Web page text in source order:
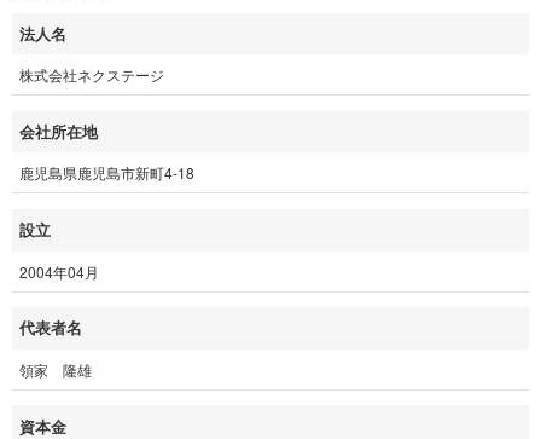
法人名
株式会社ネクステージ
会社所在地
鹿児島県鹿児島市新町4-18
設立
2004年04月
代表者名
領家 隆雄
資本金